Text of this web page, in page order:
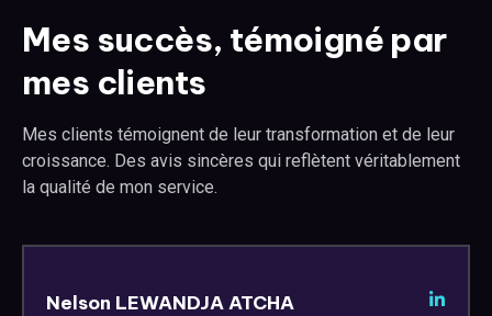
Mes succès, témoigné par
mes clients
Mes clients témoignent de leur transformation et de leur
croissance. Des avis sincères qui reflètent véritablement
la qualité de mon service.
Nelson LEWANDJA ATCHA